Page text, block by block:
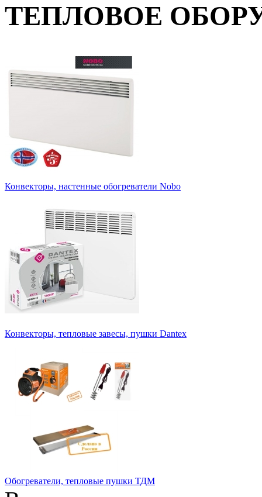
ТЕПЛОВОЕ
Конвекторы, настенные обогреватели Nobo
Конвекторы, тепловые завесы, пушки Dantex
Обогреватели, тепловые пушки ТДМ